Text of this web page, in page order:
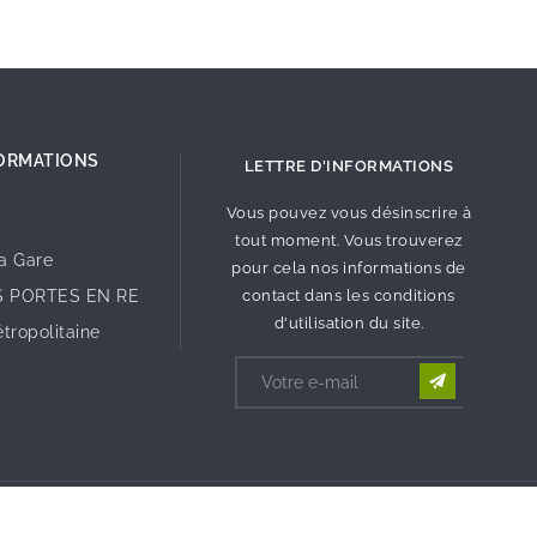
Gare
PORTES EN RE
LETTRE D'INFORMATIONS
Vous pouvez vous désinscrire à
tout moment. Vous trouverez
pour cela nos informations de
contact dans les conditions
d'utilisation du site.